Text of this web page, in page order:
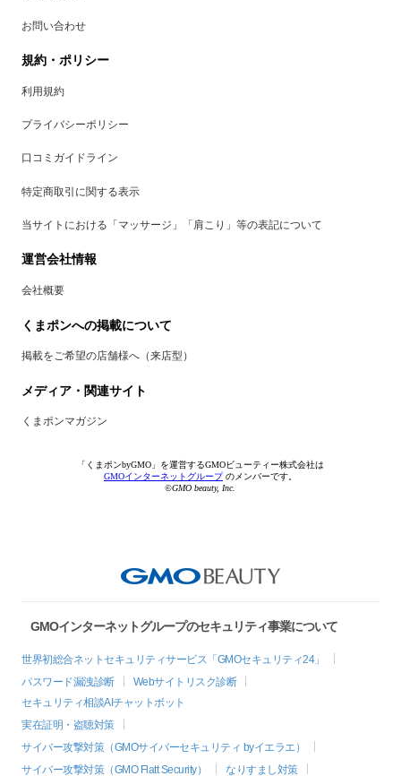
お問い合わせ
規約・ポリシー
利用規約
プライバシーポリシー
口コミガイドライン
特定商取引に関する表示
当サイトにおける「マッサージ」「肩こり」等の表記について
運営会社情報
会社概要
くまポンへの掲載について
掲載をご希望の店舗様へ（来店型）
メディア・関連サイト
くまポンマガジン
「くまポンbyGMO」を運営するGMOビューティー株式会社は
GMOインターネットグループのメンバーです。
©GMO beauty, Inc.
GMOインターネットグループのセキュリティ事業について
世界初総合ネットセキュリティサービス「GMOセキュリティ24」
パスワード漏洩診断
Webサイトリスク診断
セキュリティ相談AIチャットボット
実在証明・盗聴対策
サイバー攻撃対策（GMOサイバーセキュリティ byイエラエ）
サイバー攻撃対策（GMO Flatt Security）
なりすまし対策